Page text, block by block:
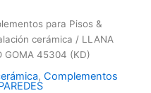
para Pisos &
cerámica / LLANA
GOMA 45304 (KD)
, Complementos